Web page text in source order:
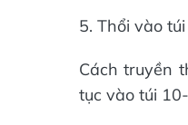
5. Thổi vào
Cách truyền
tục vào túi